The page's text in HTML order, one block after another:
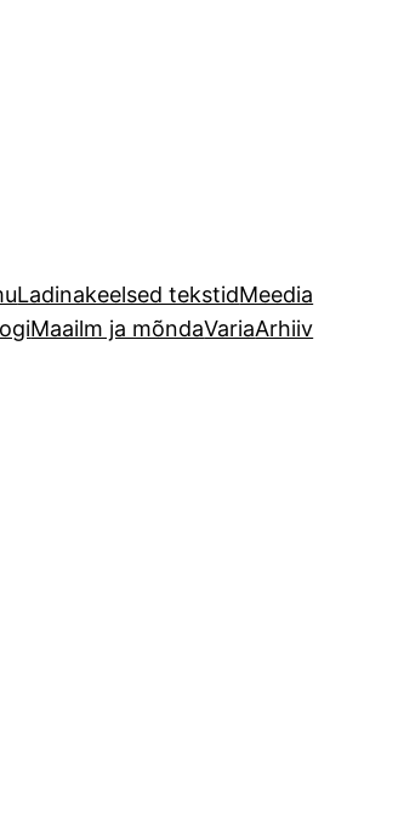
Ladinakeelsed tekstidMeedia
Maailm ja mõndaVariaArhiiv